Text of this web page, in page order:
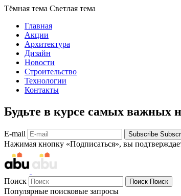
Тёмная тема Светлая тема
Главная
Акции
Архитектура
Дизайн
Новости
Строительство
Технологии
Контакты
Будьте в курсе самых важных
E-mail Subscribe
Нажимая кнопку «Подписаться», вы
Поиск Поиск Поиск
Популярные поисковые запросы